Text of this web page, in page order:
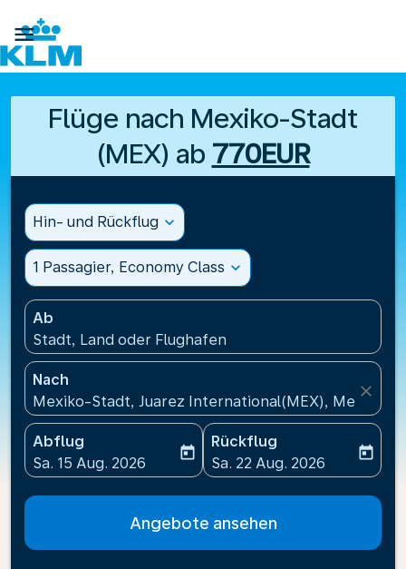

Flüge nach Mexiko-Stadt
(MEX) ab 770EUR
Hin- und Rückflug expand_more
1 Passagier, Economy Class expand_more
Ab
Stadt, Land oder Flughafen
Nach
Mexiko-Stadt, Juarez International(MEX), Mexiko
close
Abflug
fc-booking-departure-date-aria-label
Sa. 15 Aug. 2026
today
Rückflug
fc-booking-return-date-
Sa. 22 Aug. 2026
today
Angebote ansehen